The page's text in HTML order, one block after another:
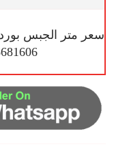
سعر متر الجبس